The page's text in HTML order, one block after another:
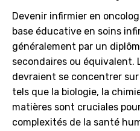
Devenir infirmier en
base éducative en soins
généralement par un
secondaires ou équivalent.
devraient se concentrer
tels que la biologie, la
matières sont cruciales
complexités de la santé